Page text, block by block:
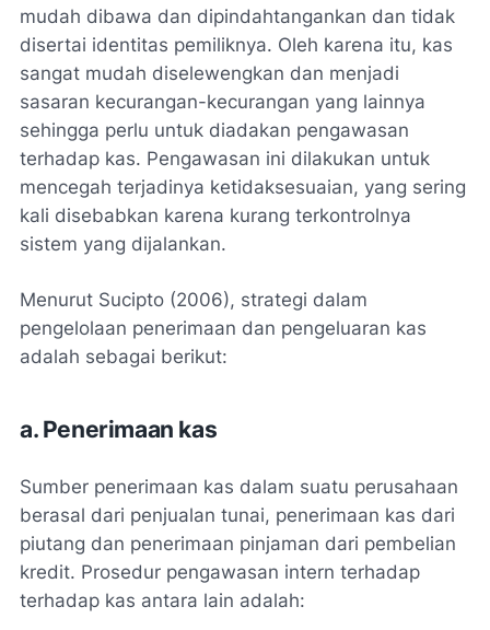
mudah dibawa dan dipindahtangankan dan tidak
disertai identitas pemiliknya. Oleh karena itu, kas
sangat mudah diselewengkan dan menjadi
sasaran kecurangan-kecurangan yang lainnya
sehingga perlu untuk diadakan pengawasan
terhadap kas. Pengawasan ini dilakukan untuk
mencegah terjadinya ketidaksesuaian, yang sering
kali disebabkan karena kurang terkontrolnya
sistem yang dijalankan.
Menurut Sucipto (2006), strategi dalam
pengelolaan penerimaan dan pengeluaran kas
adalah sebagai berikut:
a. Penerimaan kas
Sumber penerimaan kas dalam suatu perusahaan
berasal dari penjualan tunai, penerimaan kas dari
piutang dan penerimaan pinjaman dari pembelian
kredit. Prosedur pengawasan intern terhadap
terhadap kas antara lain adalah: